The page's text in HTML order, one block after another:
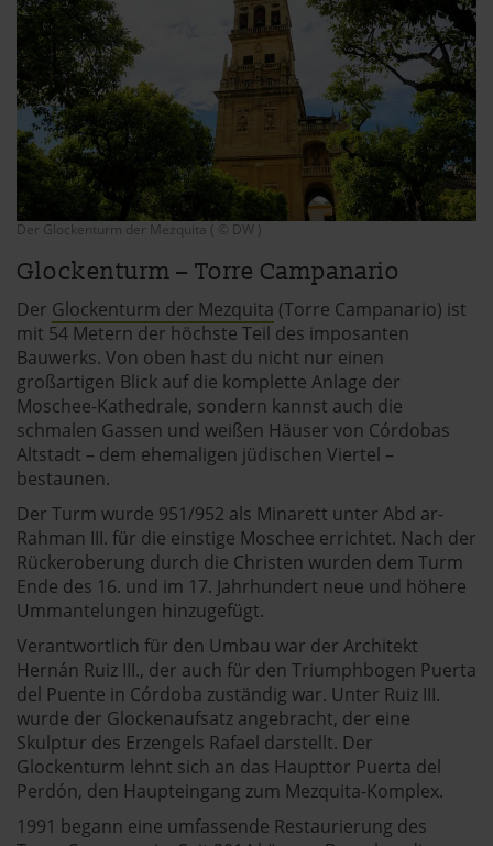
Der Glockenturm der Mezquita ( © DW )
Glockenturm – Torre Campanario
Der Glockenturm der Mezquita (Torre Campanario) ist
mit 54 Metern der höchste Teil des imposanten
Bauwerks. Von oben hast du nicht nur einen
großartigen Blick auf die komplette Anlage der
Moschee-Kathedrale, sondern kannst auch die
schmalen Gassen und weißen Häuser von Córdobas
Altstadt – dem ehemaligen jüdischen Viertel –
bestaunen.
Der Turm wurde 951/952 als Minarett unter Abd ar-
Rahman III. für die einstige Moschee errichtet. Nach der
Rückeroberung durch die Christen wurden dem Turm
Ende des 16. und im 17. Jahrhundert neue und höhere
Ummantelungen hinzugefügt.
Verantwortlich für den Umbau war der Architekt
Hernán Ruiz III., der auch für den Triumphbogen Puerta
del Puente in Córdoba zuständig war. Unter Ruiz III.
wurde der Glockenaufsatz angebracht, der eine
Skulptur des Erzengels Rafael darstellt. Der
Glockenturm lehnt sich an das Haupttor Puerta del
Perdón, den Haupteingang zum Mezquita-Komplex.
1991 begann eine umfassende Restaurierung des